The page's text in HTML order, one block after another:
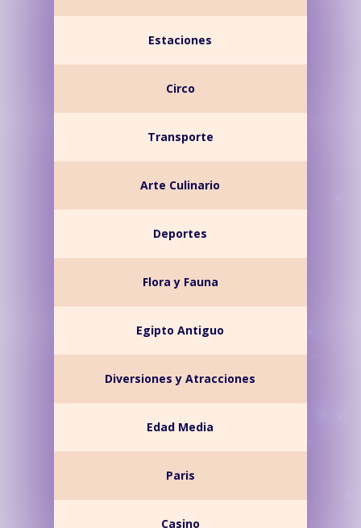
Estaciones
Circo
Transporte
Arte Culinario
Deportes
Flora y Fauna
Egipto Antiguo
Diversiones y Atracciones
Edad Media
Paris
Casino